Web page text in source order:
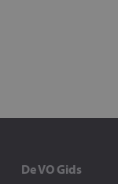
De VO Gids